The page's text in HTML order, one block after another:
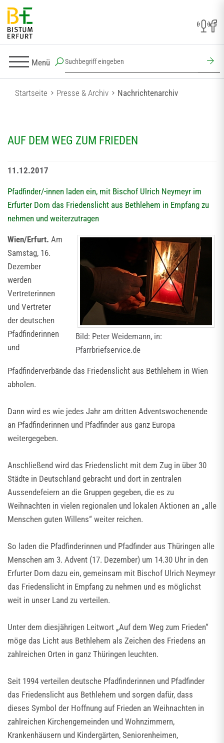
Menü
Startseite Presse & Archiv Nachrichtenarchiv
AUF DEM WEG ZUM FRIEDEN
11.12.2017
Pfadfinder/-innen laden ein, mit Bischof Ulrich Neymeyr im
Erfurter Dom das Friedenslicht aus Bethlehem in Empfang zu
nehmen und weiterzutragen
Bild: Peter Weidemann, in:
Pfarrbriefservice.de
Wien/Erfurt. Am
Samstag, 16.
Dezember
werden
Vertreterinnen
und Vertreter
der deutschen
Pfadfinderinnen
und
Pfadfinderverbände das Friedenslicht aus Bethlehem in Wien
abholen.
Dann wird es wie jedes Jahr am dritten Adventswochenende
an Pfadfinderinnen und Pfadfinder aus ganz Europa
weitergegeben.
Anschließend wird das Friedenslicht mit dem Zug in über 30
Städte in Deutschland gebracht und dort in zentralen
Aussendefeiern an die Gruppen gegeben, die es zu
Weihnachten in vielen regionalen und lokalen Aktionen an „alle
Menschen guten Willens“ weiter reichen.
So laden die Pfadfinderinnen und Pfadfinder aus Thüringen alle
Menschen am 3. Advent (17. Dezember) um 14.30 Uhr in den
Erfurter Dom dazu ein, gemeinsam mit Bischof Ulrich Neymeyr
das Friedenslicht in Empfang zu nehmen und es möglichst
weit in unser Land zu verteilen.
Unter dem diesjährigen Leitwort „Auf dem Weg zum Frieden“
möge das Licht aus Bethlehem als Zeichen des Friedens an
zahlreichen Orten in ganz Thüringen leuchten.
Seit 1994 verteilen deutsche Pfadfinderinnen und Pfadfinder
das Friedenslicht aus Bethlehem und sorgen dafür, dass
dieses Symbol der Hoffnung auf Frieden an Weihnachten in
zahlreichen Kirchengemeinden und Wohnzimmern,
Krankenhäusern und Kindergärten, Seniorenheimen,